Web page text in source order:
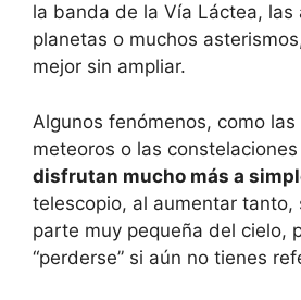
la banda de la Vía Láctea, las
planetas o muchos
mejor sin ampliar.
Algunos fenómenos, como
meteoros o las
disfrutan mucho más a
telescopio, al aumentar tanto,
parte muy pequeña del cielo,
“perderse” si aún no tienes